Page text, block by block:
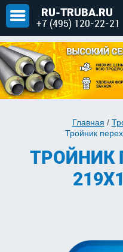
RU-TRUBA.RU
+7 (495) 120-22-21
Главная /
Тройник
ТРОЙНИК